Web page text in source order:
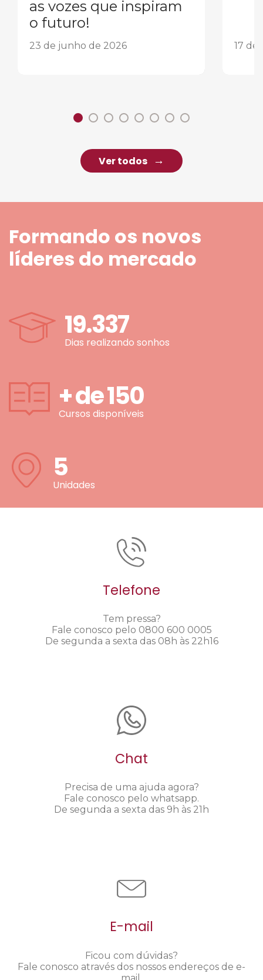
as vozes que inspiram
o futuro!
23 de junho de 2026 17 de
Ver todos
Formando os novos
líderes do mercado
19.337
Dias realizando sonhos
+ de150
Cursos disponíveis
5
Unidades
Telefone
Tem pressa?
Fale conosco pelo 0800 600 0005
De segunda a sexta das 08h às 22h16
Chat
Precisa de uma ajuda agora?
Fale conosco pelo whatsapp.
De segunda a sexta das 9h às 21h
E-mail
Ficou com dúvidas?
Fale conosco através dos nossos endereços de e-